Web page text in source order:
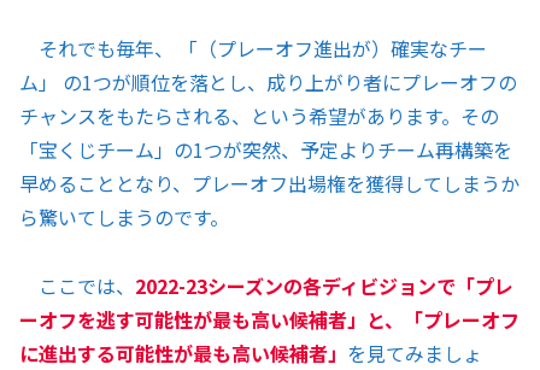
それでも毎年、 「（プレーオフ進出が）確実なチー
ム」 の1つが順位を落とし、成り上がり者にプレーオフの
チャンスをもたらされる、という希望があります。その
「宝くじチーム」の1つが突然、予定よりチーム再構築を
早めることとなり、プレーオフ出場権を獲得してしまうか
ら驚いてしまうのです。
ここでは、 2022-23シーズンの各ディビジョンで「プレ
ーオフを逃す可能性が最も高い候補者」と、「プレーオフ
に進出する可能性が最も高い候補者」 を見てみましょ